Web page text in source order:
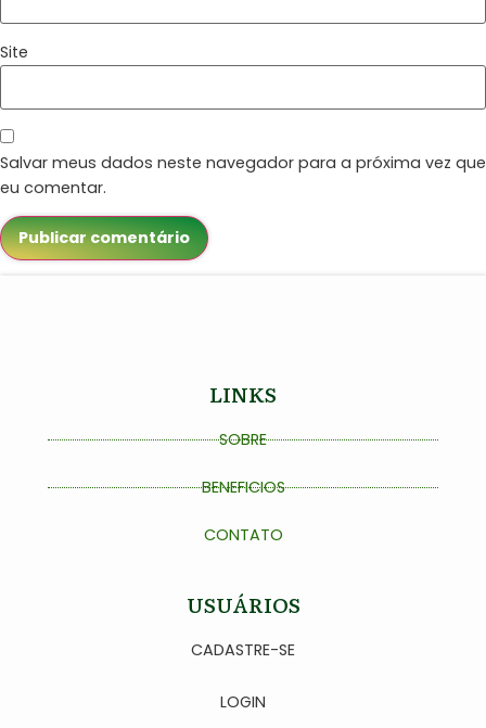
Site
Salvar meus dados neste navegador para a próxima vez que
eu comentar.
LINKS
SOBRE
BENEFICIOS
CONTATO
USUÁRIOS
CADASTRE-SE
LOGIN